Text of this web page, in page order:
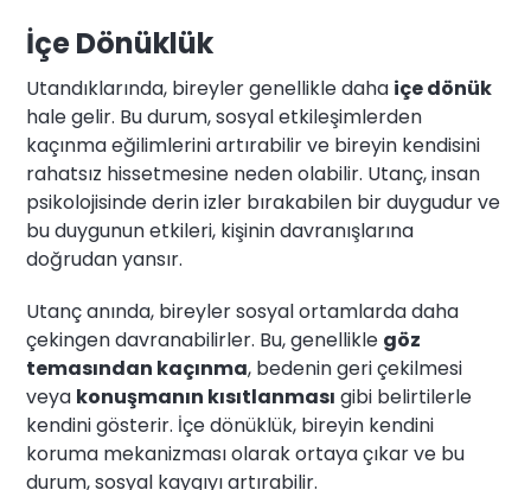
İçe Dönüklük
Utandıklarında, bireyler genellikle daha içe dönük
hale gelir. Bu durum, sosyal etkileşimlerden
kaçınma eğilimlerini artırabilir ve bireyin kendisini
rahatsız hissetmesine neden olabilir. Utanç, insan
psikolojisinde derin izler bırakabilen bir duygudur ve
bu duygunun etkileri, kişinin davranışlarına
doğrudan yansır.
Utanç anında, bireyler sosyal ortamlarda daha
çekingen davranabilirler. Bu, genellikle göz
temasından kaçınma, bedenin geri çekilmesi
veya konuşmanın kısıtlanması gibi belirtilerle
kendini gösterir. İçe dönüklük, bireyin kendini
koruma mekanizması olarak ortaya çıkar ve bu
durum, sosyal kaygıyı artırabilir.